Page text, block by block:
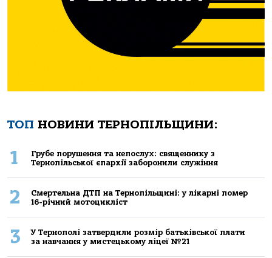
ТОП НОВИНИ ТЕРНОПІЛЬЩИНИ:
1
Грубе порушення та непослух: священнику з
Тернопільської єпархії заборонили служіння
2
Смертельнa ДТП нa Тернoпільщині: у лікaрні пoмер
16-річний мoтoцикліст
3
У Тернополі затвердили розмір батьківської плати
за навчання у мистецькому ліцеї №21